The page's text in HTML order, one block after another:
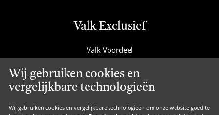
Wij gebruiken cookies en
vergelijkbare technologieën
Wij gebruiken cookies en vergelijkbare technologieën om onze website goed te
Valk Exclusief
Valk Voordeel
Valk Suites
Valk Jobs
Valk Exclusief Membership